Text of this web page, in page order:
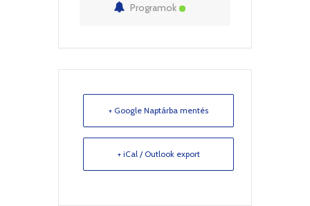
Programok
+ Google Naptárba mentés
+ iCal / Outlook export